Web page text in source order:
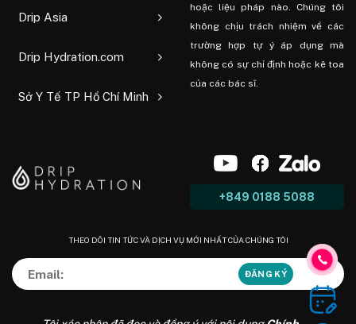
Drip Asia
Drip Hydration.com
Sở Y Tế TP Hồ Chí Minh
hoặc liệu pháp nào. Chúng tôi
không chịu trách nhiệm về các
trường hợp tự ý áp dụng mà
không có sự chỉ định hoặc kê toa
của các bác sĩ.
+849 0188 5088
THEO DÕI TIN TỨC VÀ DỊCH VỤ MỚI NHẤT CỦA CHÚNG TÔI